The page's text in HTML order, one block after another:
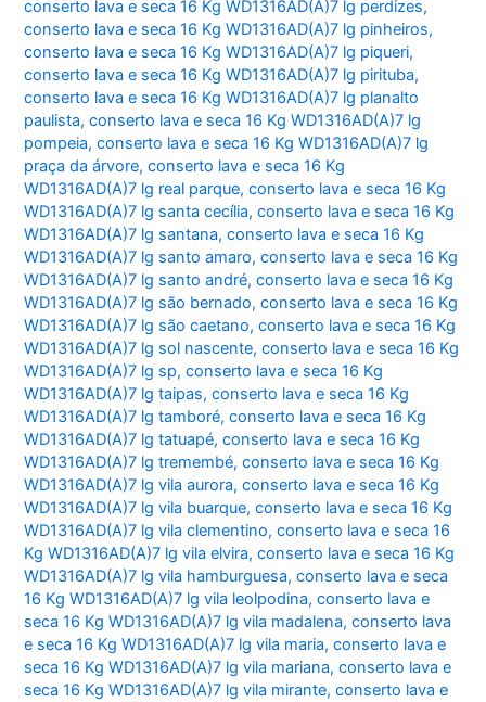
conserto lava e seca 16 Kg WD1316AD(A)7 lg perdizes,
conserto lava e seca 16 Kg WD1316AD(A)7 lg pinheiros,
conserto lava e seca 16 Kg WD1316AD(A)7 lg piqueri,
conserto lava e seca 16 Kg WD1316AD(A)7 lg pirituba,
conserto lava e seca 16 Kg WD1316AD(A)7 lg planalto
paulista,conserto lava e seca 16 Kg WD1316AD(A)7 lg
pompeia,conserto lava e seca 16 Kg WD1316AD(A)7 lg
praça da árvore,conserto lava e seca 16 Kg
WD1316AD(A)7 lg real parque,conserto lava e seca 16 Kg
WD1316AD(A)7 lg santa cecília,conserto lava e seca 16 Kg
WD1316AD(A)7 lg santana,conserto lava e seca 16 Kg
WD1316AD(A)7 lg santo amaro,conserto lava e seca 16 Kg
WD1316AD(A)7 lg santo andré,conserto lava e seca 16 Kg
WD1316AD(A)7 lg são bernado,conserto lava e seca 16 Kg
WD1316AD(A)7 lg são caetano,conserto lava e seca 16 Kg
WD1316AD(A)7 lg sol nascente,conserto lava e seca 16 Kg
WD1316AD(A)7 lg sp,conserto lava e seca 16 Kg
WD1316AD(A)7 lg taipas,conserto lava e seca 16 Kg
WD1316AD(A)7 lg tamboré,conserto lava e seca 16 Kg
WD1316AD(A)7 lg tatuapé,conserto lava e seca 16 Kg
WD1316AD(A)7 lg tremembé,conserto lava e seca 16 Kg
WD1316AD(A)7 lg vila aurora,conserto lava e seca 16 Kg
WD1316AD(A)7 lg vila buarque,conserto lava e seca 16 Kg
WD1316AD(A)7 lg vila clementino,conserto lava e seca 16
Kg WD1316AD(A)7 lg vila elvira,conserto lava e seca 16 Kg
WD1316AD(A)7 lg vila hamburguesa,conserto lava e seca
16 Kg WD1316AD(A)7 lg vila leolpodina,conserto lava e
seca 16 Kg WD1316AD(A)7 lg vila madalena,conserto lava
e seca 16 Kg WD1316AD(A)7 lg vila maria,conserto lava e
seca 16 Kg WD1316AD(A)7 lg vila mariana,conserto lava e
seca 16 Kg WD1316AD(A)7 lg vila mirante,conserto lava e